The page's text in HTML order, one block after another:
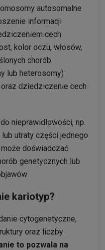
autosomalne
informacji
cech
kolor oczu, włosów,
chorób.
lub heterosomy)
dziedziczenie cech
nieprawidłowości, np.
utraty części jednego
doświadczać
genetycznych lub
kariotyp?
cytogenetyczne,
oraz liczby
to pozwala na